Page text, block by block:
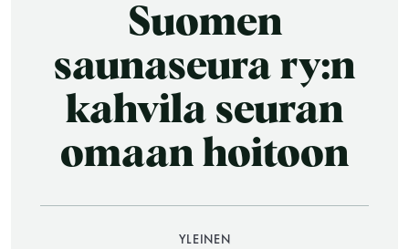
JÄSENSIVUT
Suomen
saunaseura ry:n
kahvila seuran
omaan hoitoon
YLEINEN